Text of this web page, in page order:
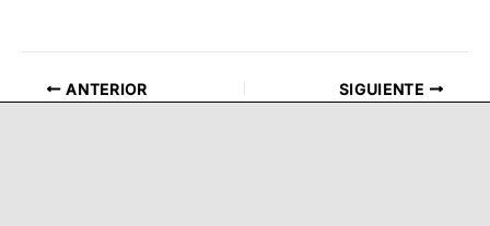
ANTERIOR SIGUIENTE